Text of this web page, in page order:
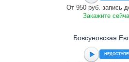
От 950 руб. запись
Закажите
Бовсуновская